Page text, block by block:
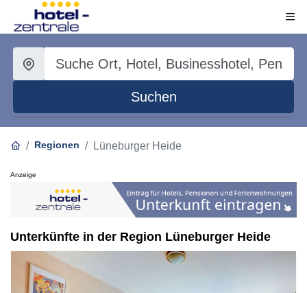
Suchen
Regionen Lüneburger Heide
Anzeige
Unterkünfte in der Region Lüneburger Heide